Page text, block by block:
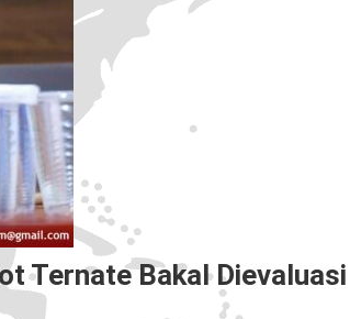
Ternate Bakal Dievaluasi